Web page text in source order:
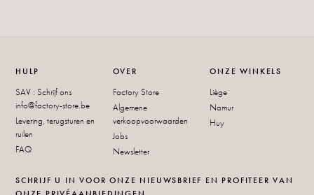
HULP
SAV : Schrijf ons
info@factory-store.be
Levering, terugsturen en
ruilen
FAQ
OVER
Factory Store
Algemene
verkoopvoorwaarden
Jobs
Newsletter
ONZE WINKELS
Liège
Namur
Huy
SCHRIJF U IN VOOR ONZE NIEUWSBRIEF EN PROFITEER VAN